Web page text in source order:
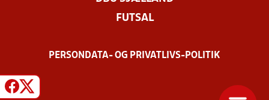
FUTSAL
PERSONDATA- OG PRIVATLIVS-POLITIK